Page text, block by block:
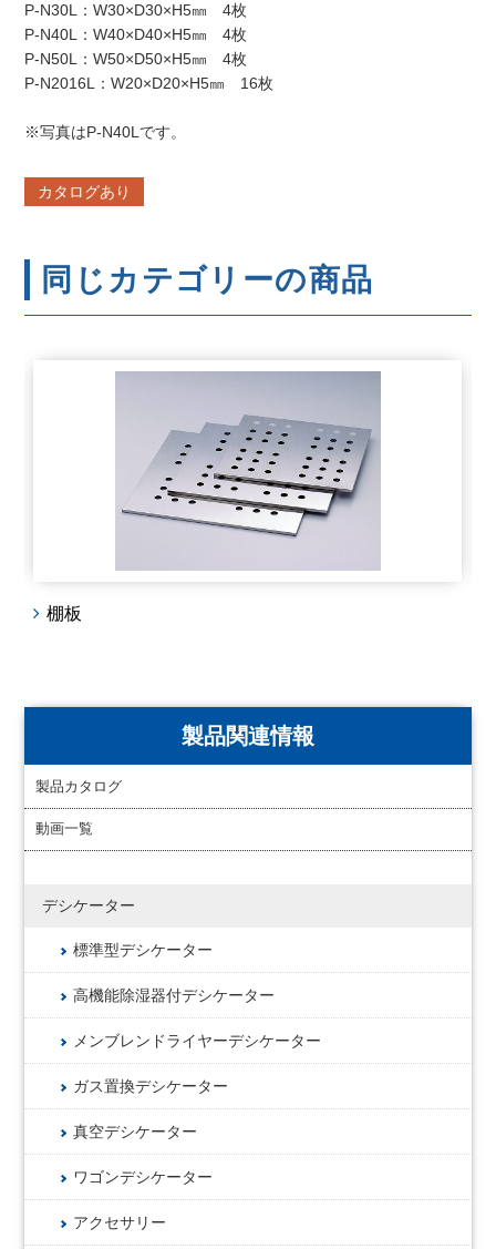
P-N30L：W30×D30×H5㎜ 4枚
P-N40L：W40×D40×H5㎜ 4枚
P-N50L：W50×D50×H5㎜ 4枚
P-N2016L：W20×D20×H5㎜ 16枚
※写真はP-N40Lです。
カタログあり
同じカテゴリーの商品
棚板
製品関連情報
製品カタログ
動画一覧
デシケーター
標準型デシケーター
高機能除湿器付デシケーター
メンブレンドライヤーデシケーター
ガス置換デシケーター
真空デシケーター
ワゴンデシケーター
アクセサリー